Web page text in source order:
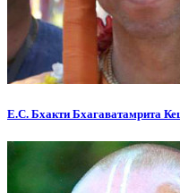
Е.С. Бхакти Бхагаватамрита